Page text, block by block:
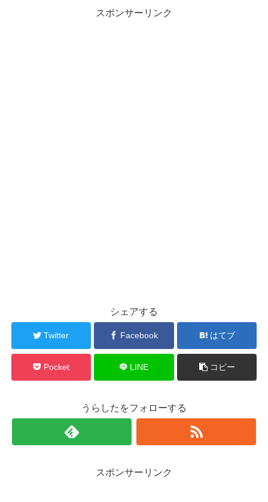
スポンサーリンク
シェアする
Twitter Facebook はてブ
Pocket LINE コピー
うらしたをフォローする
スポンサーリンク